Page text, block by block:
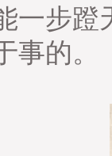
一步蹬
事的。